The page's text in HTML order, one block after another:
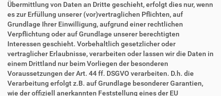
Übermittlung von Daten an Dritte geschieht, erfolgt dies nur, wenn
es zur Erfüllung unserer (vor)vertraglichen Pflichten, auf
Grundlage Ihrer Einwilligung, aufgrund einer rechtlichen
Verpflichtung oder auf Grundlage unserer berechtigten
Interessen geschieht. Vorbehaltlich gesetzlicher oder
vertraglicher Erlaubnisse, verarbeiten oder lassen wir die Daten in
einem Drittland nur beim Vorliegen der besonderen
Voraussetzungen der Art. 44 ff. DSGVO verarbeiten. D.h. die
Verarbeitung erfolgt z.B. auf Grundlage besonderer Garantien,
wie der offiziell anerkannten Feststellung eines der EU